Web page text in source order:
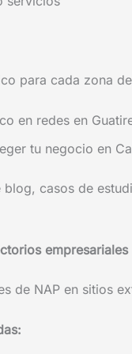
para cada zona
en redes en
tu negocio en
casos de
empresariales
de NAP en sitios